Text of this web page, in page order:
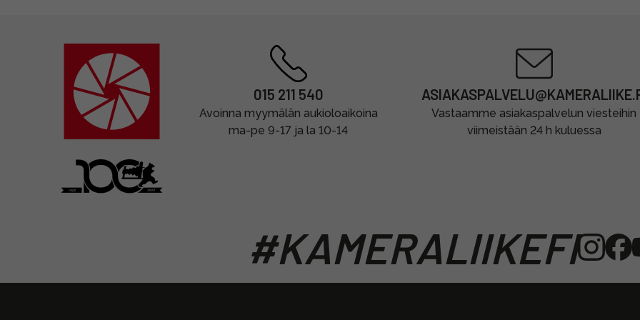
015 211 540
Avoinna myymälän aukioloaikoina
ma-pe 9-17 ja la 10-14
Vastaamme asiakaspalvelun viesteihin
viimeistään 24 h kuluessa
#KAMERALIIKEFI